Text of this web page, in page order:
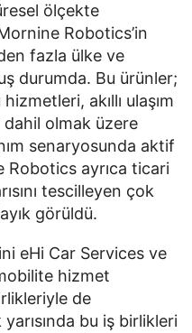
ölçekte
Robotics’in
fazla ülke ve
durumda. Bu ürünler;
akıllı ulaşım
olmak üzere
senaryosunda aktif
Robotics ayrıca ticari
tescilleyen çok
görüldü.
eHi Car Services ve
hizmet
de
bu iş birlikleri